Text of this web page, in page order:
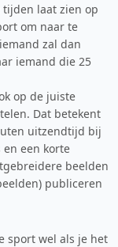
tijden laat zien op
om naar te
zal dan
iemand die 25
op de juiste
Dat betekent
uitzendtijd bij
een korte
beelden
publiceren
sport wel als je het